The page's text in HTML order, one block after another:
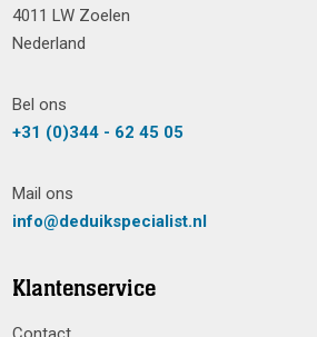
4011 LW Zoelen
Nederland
Bel ons
+31 (0)344 - 62 45 05
Mail ons
info@deduikspecialist.nl
Klantenservice